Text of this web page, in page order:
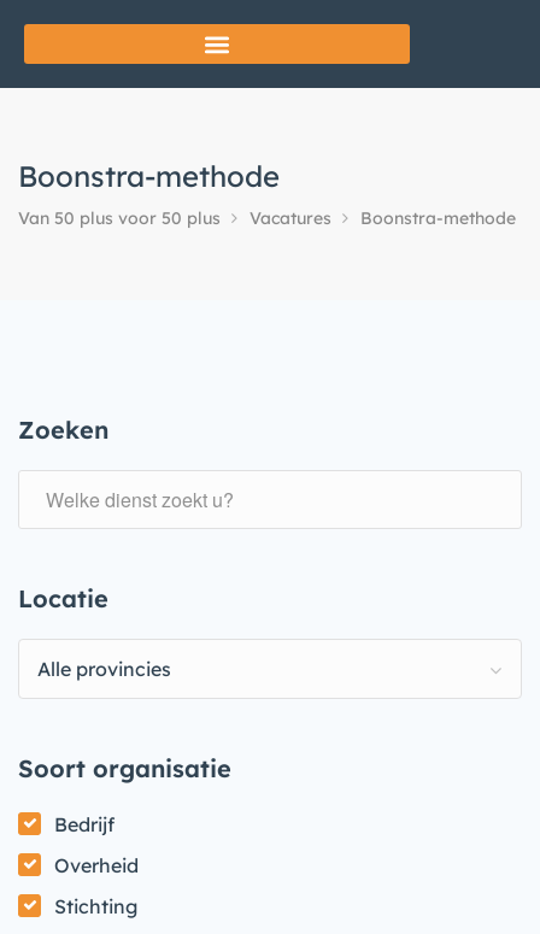
Boonstra-methode
Van 50 plus voor 50 plus Vacatures Boonstra-methode
Zoeken
Locatie
Alle provincies
Soort organisatie
Bedrijf
Overheid
Stichting